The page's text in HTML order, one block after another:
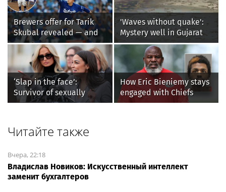
Brewers offer for Tarik
Skubal revealed — and
it’s better than the
Dodgers
'Waves without quake':
Mystery well in Gujarat
baffles locals as water
ripples for 5 days; watch
‘Slap in the face’:
Survivor of sexually
explicit deepfakes
AOC’s AI crimes bill
How Eric Bieniemy stays
engaged with Chiefs
while tending to wife,
Читайте также
Вчера, 22:18
Владислав Новиков: Искусственный интеллект
заменит бухгалтеров